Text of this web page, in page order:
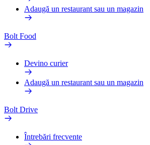
Adaugă un restaurant sau un magazin
Bolt Food
Devino curier
Adaugă un restaurant sau un magazin
Bolt Drive
Întrebări frecvente